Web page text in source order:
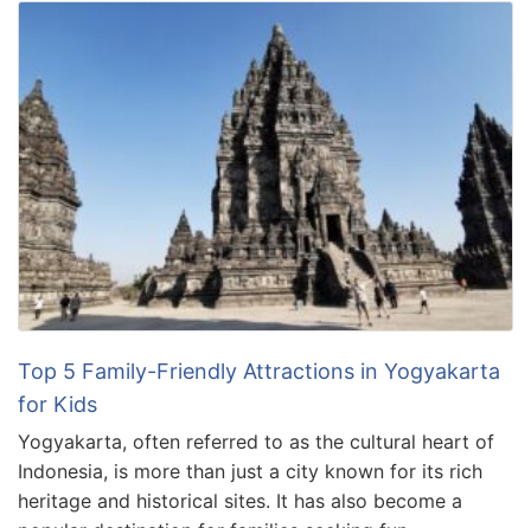
Top 5 Family-Friendly Attractions in Yogyakarta
for Kids
Yogyakarta, often referred to as the cultural heart of
Indonesia, is more than just a city known for its rich
heritage and historical sites. It has also become a